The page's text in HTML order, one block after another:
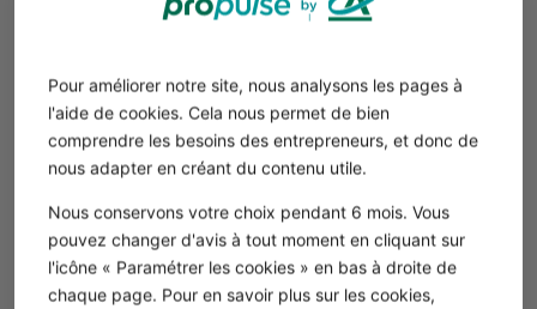
Pour améliorer notre site, nous analysons les pages à
l'aide de cookies. Cela nous permet de bien
comprendre les besoins des entrepreneurs, et donc de
nous adapter en créant du contenu utile.
Nous conservons votre choix pendant 6 mois. Vous
pouvez changer d'avis à tout moment en cliquant sur
l'icône « Paramétrer les cookies » en bas à droite de
chaque page. Pour en savoir plus sur les cookies,
concurrentiel. Il doit mettre en avant vos atouts et
En un mot, c’est ce qui fait que vos clients vont acheter
chez vous et non chez votre concurrent.
Bon à savoir
Avantages concurrentiels
Un brevet ou une technologie innovante, des
prix bas, la qualité du produit, une
spécialisation…